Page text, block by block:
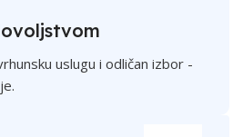
uslugu i odličan izbor -